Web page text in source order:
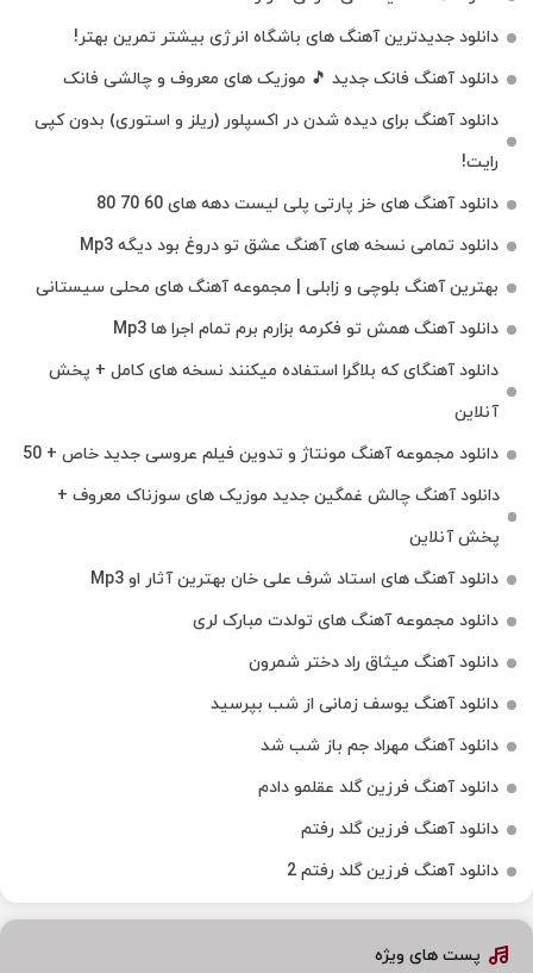
دانلود جدیدترین آهنگ‌ های باشگاه انرژی بیشتر تمرین بهتر!
دانلود آهنگ فانک جدید 🎵 موزیک‌ های معروف و چالشی فانک
دانلود آهنگ برای دیده شدن در اکسپلور (ریلز و استوری) بدون کپی
رایت!
دانلود آهنگ های خز پارتی پلی لیست دهه های 60 70 80
دانلود تمامی نسخه های آهنگ عشق تو دروغ بود دیگه Mp3
بهترین آهنگ بلوچی و زابلی | مجموعه آهنگ‌ های محلی سیستانی
دانلود آهنگ همش تو فکرمه بزارم برم تمام اجرا ها Mp3
دانلود آهنگای که بلاگرا استفاده میکنند نسخه های کامل + پخش
آنلاین
دانلود مجموعه آهنگ مونتاژ و تدوین فیلم عروسی جدید خاص + 50
دانلود آهنگ چالش غمگین جدید موزیک های سوزناک معروف +
پخش آنلاین
دانلود آهنگ های استاد شرف علی خان بهترین آثار او Mp3
دانلود مجموعه آهنگ های تولدت مبارک لری
دانلود آهنگ میثاق راد دختر شمرون
دانلود آهنگ یوسف زمانی از شب بپرسید
دانلود آهنگ مهراد جم باز شب شد
دانلود آهنگ فرزین گلد عقلمو دادم
دانلود آهنگ فرزین گلد رفتم
دانلود آهنگ فرزین گلد رفتم 2
پست های ویژه